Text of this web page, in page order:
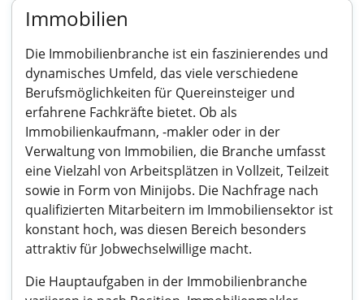
Immobilien
Die Immobilienbranche ist ein faszinierendes und
dynamisches Umfeld, das viele verschiedene
Berufsmöglichkeiten für Quereinsteiger und
erfahrene Fachkräfte bietet. Ob als
Immobilienkaufmann, -makler oder in der
Verwaltung von Immobilien, die Branche umfasst
eine Vielzahl von Arbeitsplätzen in Vollzeit, Teilzeit
sowie in Form von Minijobs. Die Nachfrage nach
qualifizierten Mitarbeitern im Immobiliensektor ist
konstant hoch, was diesen Bereich besonders
attraktiv für Jobwechselwillige macht.
Die Hauptaufgaben in der Immobilienbranche